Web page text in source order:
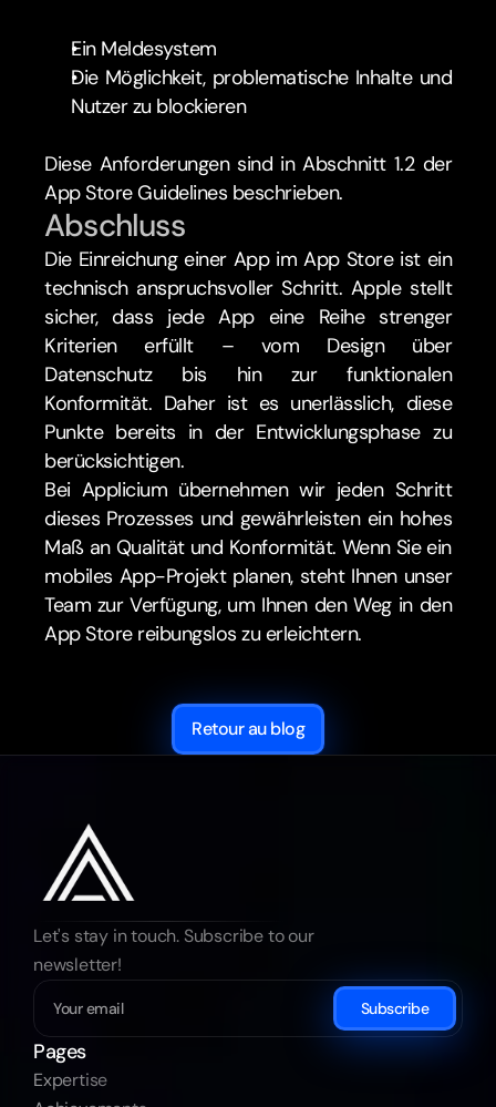
Ein Meldesystem
Die Möglichkeit, problematische Inhalte und
Nutzer zu blockieren
Diese Anforderungen sind in Abschnitt 1.2 der
App Store Guidelines beschrieben.
Abschluss
Die Einreichung einer App im App Store ist ein
technisch anspruchsvoller Schritt. Apple stellt
sicher, dass jede App eine Reihe strenger
Kriterien erfüllt – vom Design über
Datenschutz bis hin zur funktionalen
Konformität. Daher ist es unerlässlich, diese
Punkte bereits in der Entwicklungsphase zu
berücksichtigen.
Bei Applicium übernehmen wir jeden Schritt
dieses Prozesses und gewährleisten ein hohes
Maß an Qualität und Konformität. Wenn Sie ein
mobiles App-Projekt planen, steht Ihnen unser
Team zur Verfügung, um Ihnen den Weg in den
App Store reibungslos zu erleichtern.
Retour au blog
Let's stay in touch. Subscribe to our
newsletter!
Subscribe
Pages
Expertise